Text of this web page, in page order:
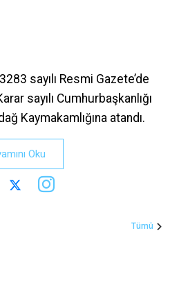
sayılı Resmi Gazete’de
sayılı Cumhurbaşkanlığı
Kaymakamlığına atandı.
Oku
Tümü